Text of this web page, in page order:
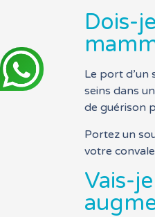
Dois-
Le port d’un
seins dans
de guérison
Portez un
votre
Vais-